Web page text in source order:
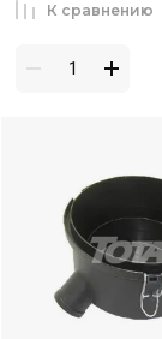
К сравнению